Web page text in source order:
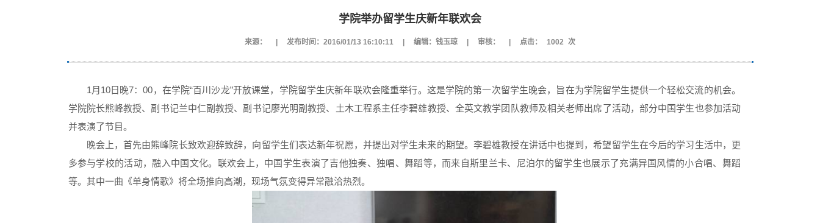
学院举办留学生庆新年联欢会
来源： 发布时间：2016/01/13 16:10:11 编辑：钱玉琼 审核： 点击： 1002 次
1月10日晚7：00，在学院“百川沙龙”开放课堂，学院留学生庆新年联欢会隆重举行。这是学院的第一次留学生晚会，旨在为学院留学生提供一个轻松交流的机会。
学院院长熊峰教授、副书记兰中仁副教授、副书记廖光明副教授、土木工程系主任李碧雄教授、全英文教学团队教师及相关老师出席了活动，部分中国学生也参加活动
并表演了节目。
晚会上，首先由熊峰院长致欢迎辞致辞，向留学生们表达新年祝愿，并提出对学生未来的期望。李碧雄教授在讲话中也提到，希望留学生在今后的学习生活中，更
多参与学校的活动，融入中国文化。联欢会上，中国学生表演了吉他独奏、独唱、舞蹈等，而来自斯里兰卡、尼泊尔的留学生也展示了充满异国风情的小合唱、舞蹈
等。其中一曲《单身情歌》将全场推向高潮，现场气氛变得异常融洽热烈。